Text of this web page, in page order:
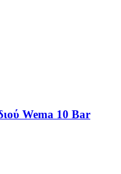
Wema 10 Bar